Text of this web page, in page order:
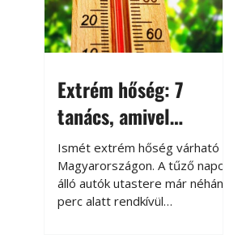
Extrém hőség: 7
tanács, amivel
megóvhatjuk
autónkat a nyári
károktól
Ismét extrém hőség várható
Magyarországon. A tűző napon
álló autók utastere már néhány
perc alatt rendkívül